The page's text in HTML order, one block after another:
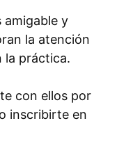
amigable y
la atención
la práctica.
con ellos por
inscribirte en